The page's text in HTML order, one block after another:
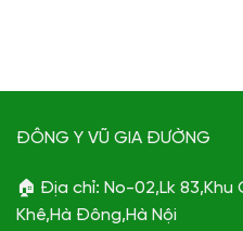
ĐÔNG Y VŨ GIA ĐƯỜNG
🏠 Địa chỉ: No-02,Lk 83,Khu
Khê,Hà Đông,Hà Nội